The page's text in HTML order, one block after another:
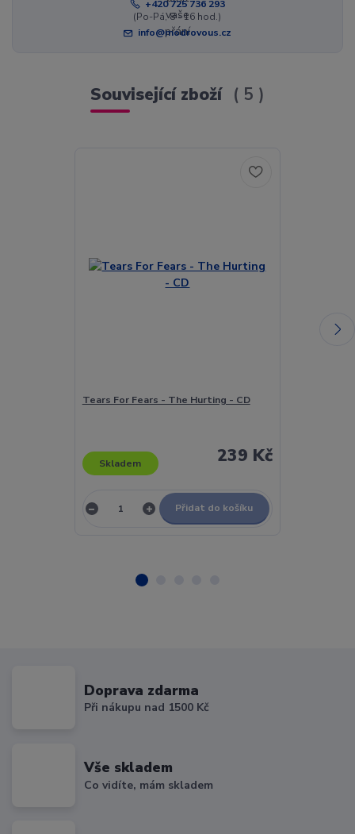
+420 725 736 293
(Po-Pá, 8 - 16 hod.)
info@modrovous.cz
Související zboží 5
Tears For Fears - The Hurting - CD
239 Kč
Skladem
Přidat do košíku
Doprava zdarma
Při nákupu nad 1500 Kč
Vše skladem
Co vidíte, mám skladem